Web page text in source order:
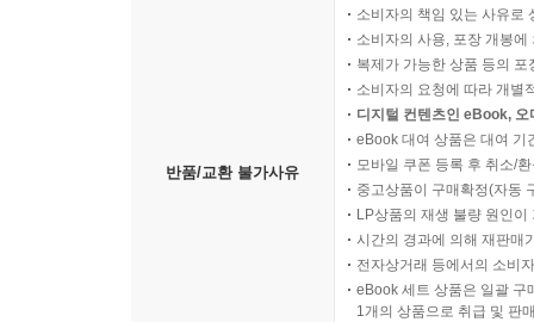
반품/교환 불가사유
소비자의 책임 있는 사유로
소비자의 사용, 포장 개봉
복제가 가능한 상품 등의
소비자의 요청에 따라 개별
디지털 컨텐츠인 eBook,
eBook 대여 상품은 대여 기
모바일 쿠폰 등록 후 취소/
중고상품이 구매확정(자동
LP상품의 재생 불량 원인
시간의 경과에 의해 재판매
전자상거래 등에서의 소비
eBook 세트 상품은 일괄 구
1개의 상품으로 취급 및 판